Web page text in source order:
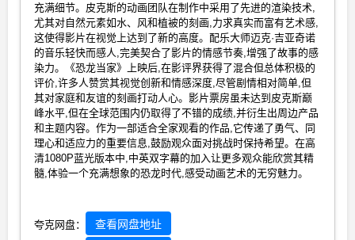
充满细节。皮克斯的动画团队在制作中采用了先进的渲染技术,
尤其对自然元素如水、风和植被的刻画,力求真实而富有艺术感,
这使得影片在视觉上达到了新的高度。配乐大师迈克·吉亚奇诺
的音乐轻快而感人,完美契合了影片的情感节奏,增强了故事的感
染力。《恐龙当家》上映后,在影评界获得了混合但总体积极的
评价,许多人赞赏其视觉创新和情感深度,尽管剧情相对简单,但
其对家庭和友谊的刻画打动人心。影片票房虽未达到皮克斯巅
峰水平,但在全球范围内仍取得了不错的成绩,并衍生出周边产品
和主题内容。作为一部适合全家观看的作品,它传递了勇气、同
理心和适应力的重要信息,鼓励观众面对挑战时保持希望。在高
清1080P蓝光版本中,中英双字幕的加入让更多观众能欣赏其精
髓,体验一个充满想象的恐龙时代,感受动画艺术的无穷魅力。
夸克网盘： 查看网盘地址